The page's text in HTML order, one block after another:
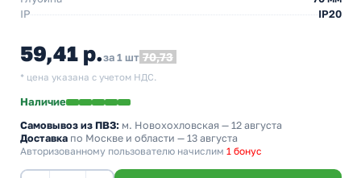
IP
IP20
59,41 р.за 1 шт 70,73
* цена указана с учетом НДС.
Наличие
Самовывоз из ПВЗ: м. Новохохловская — 12 августа
Доставка по Москве и области — 13 августа
Авторизованному пользователю начислим 1 бонус